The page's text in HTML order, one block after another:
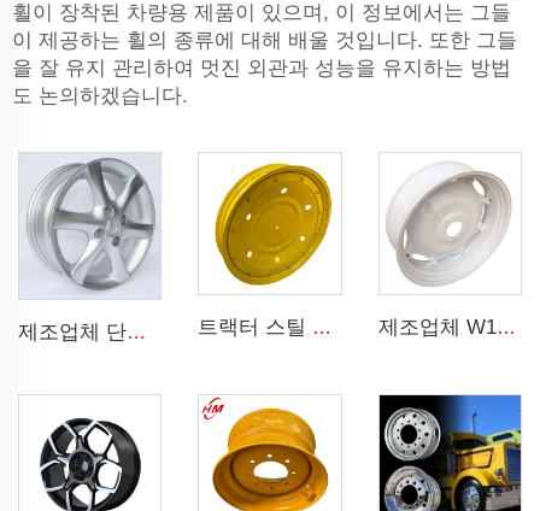
휠이 장착된 차량용 제품이 있으며, 이 정보에서는 그들
이 제공하는 휠의 종류에 대해 배울 것입니다. 또한 그들
을 잘 유지 관리하여 멋진 외관과 성능을 유지하는 방법
도 논의하겠습니다.
제조업체 단조 리듬 4 구멍 OEM 알로이 휠 5.5Jx14 15 17 18 19 인치 4x100 4x108 원래 리듬용 트랙터 스틸 휠 리듬 W8x48 W8x32 농업용 휠 리듬 9.5-48 트랙터 타이어용 제조업체 W12x38 트랙터 리듬 농업용 휠 13.6-38 타이어 농업용 트랙터용